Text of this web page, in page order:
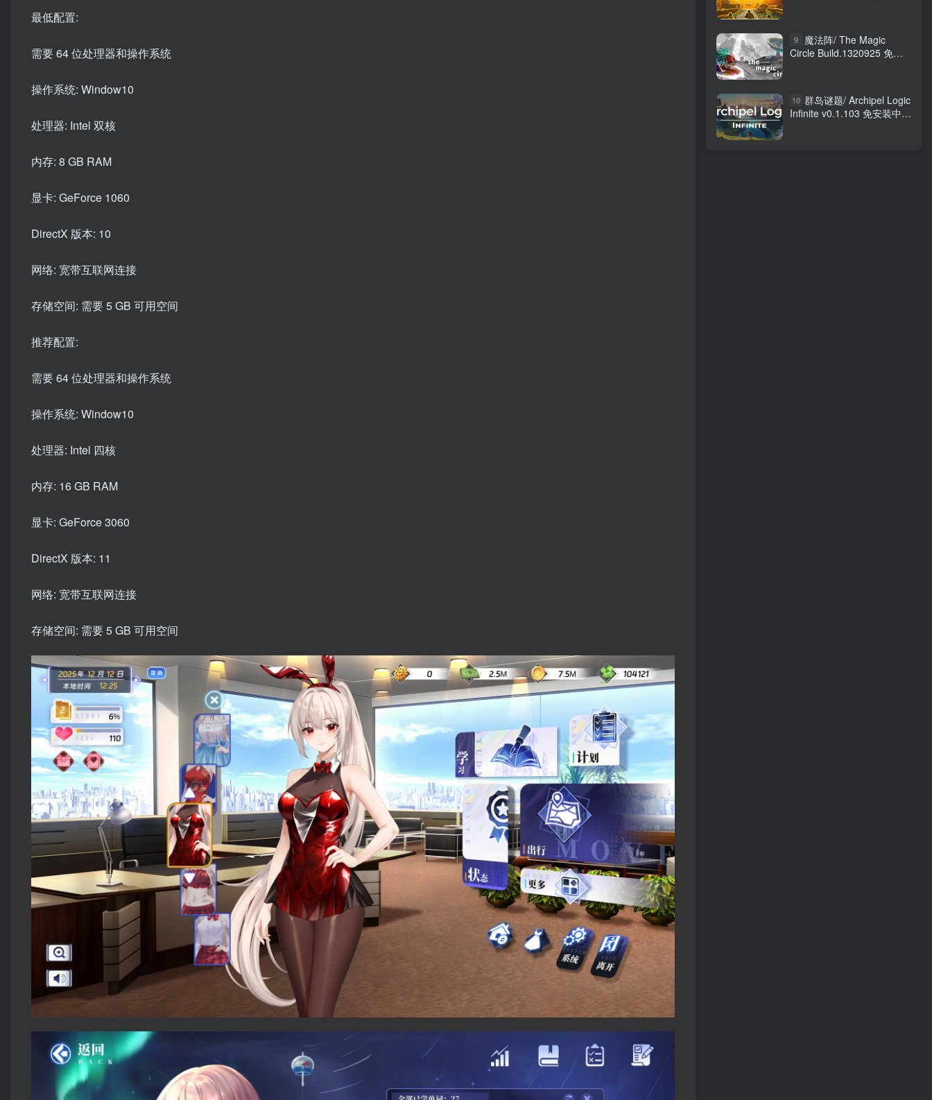
最低配置:
需要 64 位处理器和操作系统
操作系统: Window10
处理器: Intel 双核
内存: 8 GB RAM
显卡: GeForce 1060
DirectX 版本: 10
网络: 宽带互联网连接
存储空间: 需要 5 GB 可用空间
推荐配置:
需要 64 位处理器和操作系统
操作系统: Window10
处理器: Intel 四核
内存: 16 GB RAM
显卡: GeForce 3060
DirectX 版本: 11
网络: 宽带互联网连接
存储空间: 需要 5 GB 可用空间
9
魔法阵/ The Magic
Circle Build.1320925 免安
10 群岛谜题/ Archipel Logic
Infinite v0.1.103 免安装中文